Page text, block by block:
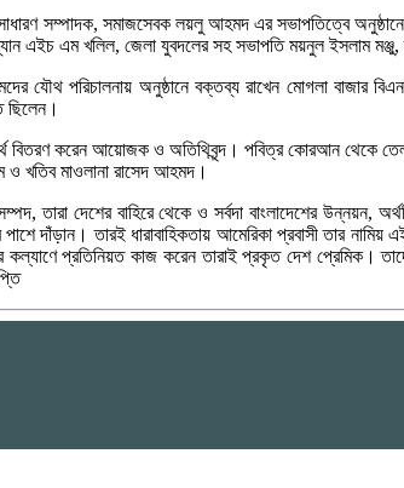
সাধারণ সম্পাদক, সমাজসেবক লয়লু আহমদ এর সভাপতিত্বে
এইচ এম খলিল, জেলা যুবদলের সহ সভাপতি ময়নুল ইসলাম
যৌথ পরিচালনায় অনুষ্ঠানে বক্তব্য রাখেন মোগলা বাজার
ছিলেন।
বিতরণ করেন আয়োজক ও অতিথিবৃন্দ। পবিত্র কোরআন থেকে
ও খতিব মাওলানা রাসেদ আহমদ।
তারা দেশের বাহিরে থেকে ও সর্বদা বাংলাদেশের
পাশে দাঁড়ান। তারই ধারাবাহিকতায় আমেরিকা প্রবাসী তার
কল্যাণে প্রতিনিয়ত কাজ করেন তারাই প্রকৃত দেশ প্রেমিক।